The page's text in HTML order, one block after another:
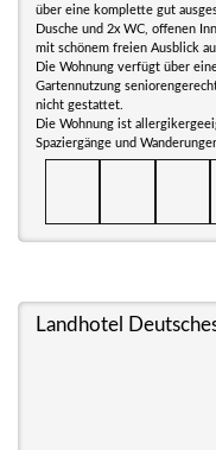
über eine komplette gut
Dusche und 2x WC, offenen
mit schönem freien Ausblick
Die Wohnung verfügt über
Gartennutzung
nicht gestattet.
Die Wohnung ist
Spaziergänge und
Landhotel